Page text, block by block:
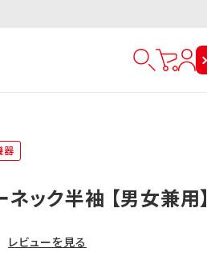
器
ック半袖 【男女兼用】
レビューを見る